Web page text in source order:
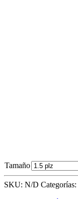
Tamaño
SKU: N/D Categorías: